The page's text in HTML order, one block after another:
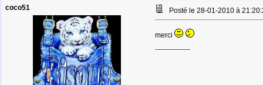
coco51 Posté le 28-01-2010 à
merci
--------------------